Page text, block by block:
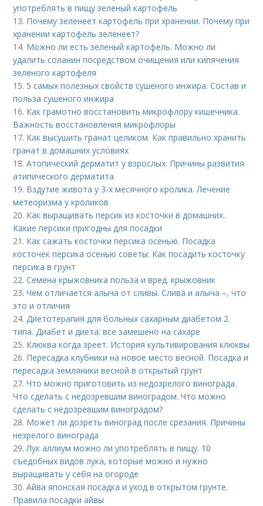
употреблять в пищу зеленый картофель
13. Почему зеленеет картофель при хранении. Почему при
хранении картофель зеленеет?
14. Можно ли есть зеленый картофель. Можно ли
удалить соланин посредством очищения или кипячения
зеленого картофеля
15. 5 самых полезных свойств сушеного инжира. Состав и
польза сушеного инжира
16. Как грамотно восстановить микрофлору кишечника.
Важность восстановления микрофлоры
17. Как высушить гранат целиком. Как правильно хранить
гранат в домашних условиях
18.Атопический дерматит у взрослых. Причины развития
атипического дерматита
19. Вздутие живота у 3-х месячного кролика. Лечение
метеоризма у кроликов
20. Как выращивать персик из косточки в домашних..
Какие персики пригодны для посадки
21. Как сажать косточки персика осенью. Посадка
косточек персика осенью советы. Как посадить косточку
персика в грунт
22.Семена крыжовника польза и вред. крыжовник
23.Чем отличается алыча от сливы. Слива и алыча –, что
это и отличия
24.Диетотерапия для больных сахарным диабетом 2
типа. Диабет и диета: все замешено на сахаре
25. Клюква когда зреет. История культивирования клюквы
26. Пересадка клубники на новое место весной. Посадка и
пересадка земляники весной в открытый грунт
27.Что можно приготовить из недозрелого винограда.
Что сделать с недозревшим виноградом. Что можно
сделать с недозревшим виноградом?
28. Может ли дозреть виноград после срезания. Причины
незрелого винограда
29.Лук аллиум можно ли употреблять в пищу. 10
съедобных видов лука, которые можно и нужно
выращивать у себя на огороде
30.Айва японская посадка и уход в открытом грунте.
Правила посадки айвы